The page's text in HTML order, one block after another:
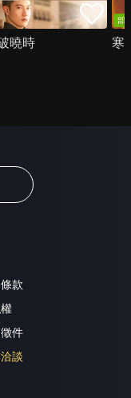
曉時
部
寒
款
件
談